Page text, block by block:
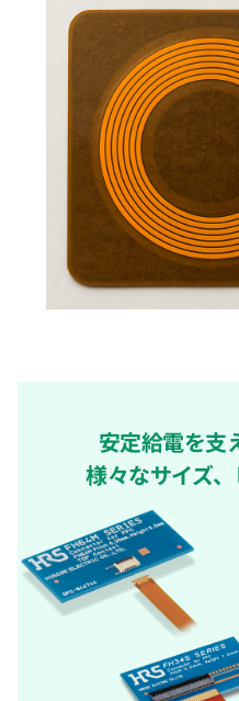
安定給電を支
様々なサイズ